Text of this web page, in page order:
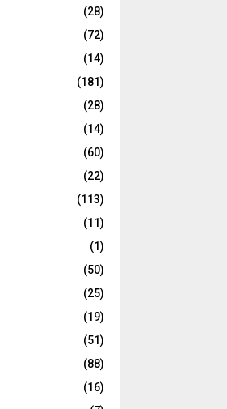
(28)
(72)
(14)
(181)
(28)
(14)
(60)
(22)
(113)
(11)
(1)
(50)
(25)
(19)
(51)
(88)
(16)